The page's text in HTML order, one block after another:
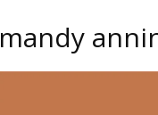
mandy